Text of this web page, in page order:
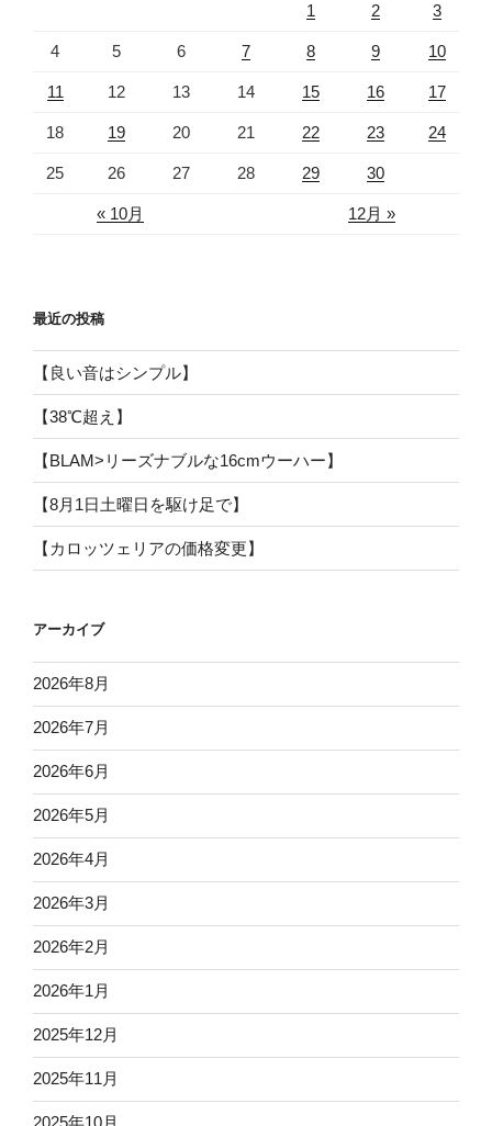
« 10月 12月 »
1 2 3
4 5 6 7 8 9 10
11 12 13 14 15 16 17
18 19 20 21 22 23 24
25 26 27 28 29 30
最近の投稿
【良い音はシンプル】
【38℃超え】
【BLAM>リーズナブルな16cmウーハー】
【8月1日土曜日を駆け足で】
【カロッツェリアの価格変更】
アーカイブ
2026年8月
2026年7月
2026年6月
2026年5月
2026年4月
2026年3月
2026年2月
2026年1月
2025年12月
2025年11月